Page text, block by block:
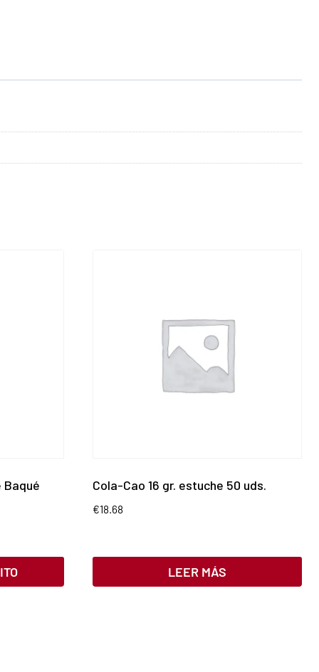
Baqué Cola-Cao 16 gr. estuche 50 uds.
€18.68
LEER MÁS